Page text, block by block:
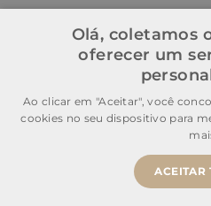
Olá, coletamos
oferecer um
Ao clicar em "Aceitar", você
cookies no seu dispositivo para
ACEITAR